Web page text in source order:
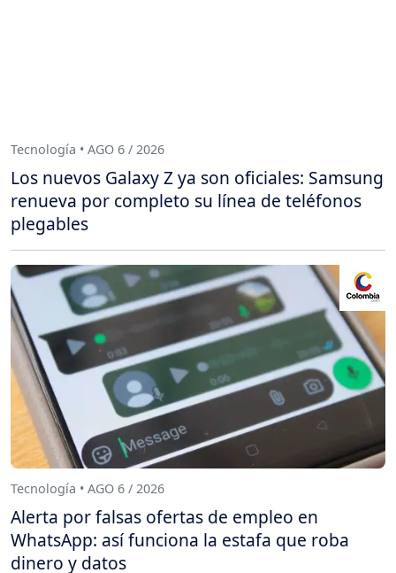
Tecnología • AGO 6 / 2026
Los nuevos Galaxy Z ya son oficiales: Samsung
renueva por completo su línea de teléfonos
plegables
Tecnología • AGO 6 / 2026
Alerta por falsas ofertas de empleo en
WhatsApp: así funciona la estafa que roba
dinero y datos